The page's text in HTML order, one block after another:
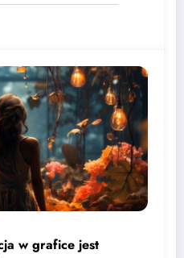
w grafice jest